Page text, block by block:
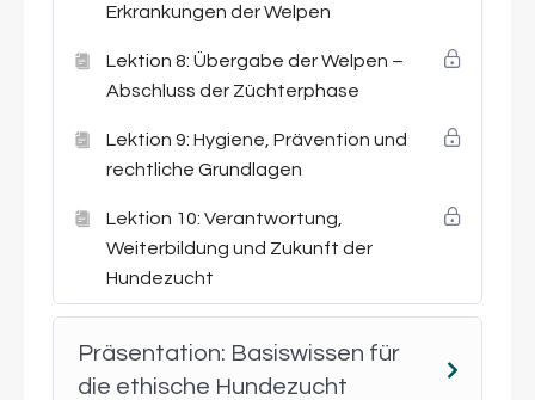
Verfügung, sodass du flexibel und in deinem
Deine Vorteile auf einen Blick:
Fundiertes Basiswissen zur
verantwortungsvollen Hundezucht
Genetik und Zuchtplanung
Sicherheit bei Themen wie Trächtigkeit,
Geburt und Welpenaufzucht
Fokus auf Gesundheit, Wesen und
nachhaltige Zuchtziele
Berücksichtigung rechtlicher und ethischer
Erkrankungen der Welpen
Lektion 8: Übergabe der Welpen –
Abschluss der Züchterphase
Lektion 9: Hygiene, Prävention und
rechtliche Grundlagen
Lektion 10: Verantwortung,
Weiterbildung und Zukunft der
Hundezucht
Präsentation: Basiswissen für
die ethische Hundezucht